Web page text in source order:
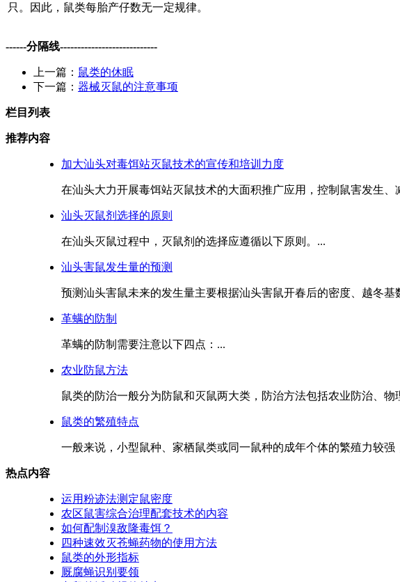
只。因此，鼠类每胎产仔数无一定规律。
------分隔线----------------------------
上一篇： 鼠类的休眠
下一篇： 器械灭鼠的注意事项
栏目列表
推荐内容
加大汕头对毒饵站灭鼠技术的宣传和培训力度
在汕头大力开展毒饵站灭鼠技术的大面积推广应用，控制鼠害发生、
汕头灭鼠剂选择的原则
在汕头灭鼠过程中，灭鼠剂的选择应遵循以下原则。...
汕头害鼠发生量的预测
预测汕头害鼠未来的发生量主要根据汕头害鼠开春后的密度、越冬基
革螨的防制
革螨的防制需要注意以下四点：...
农业防鼠方法
鼠类的防治一般分为防鼠和灭鼠两大类，防治方法包括农业防治、物
鼠类的繁殖特点
一般来说，小型鼠种、家栖鼠类或同一鼠种的成年个体的繁殖力较强
热点内容
运用粉迹法测定鼠密度
农区鼠害综合治理配套技术的内容
如何配制溴敌隆毒饵？
四种速效灭苍蝇药物的使用方法
鼠类的外形指标
厩腐蝇识别要领